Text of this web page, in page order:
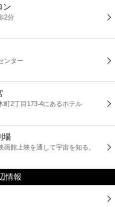
ン
2分
ンター
町2丁目173-4にあるホテル
場
画館上映を通して宇宙を知る。
情報